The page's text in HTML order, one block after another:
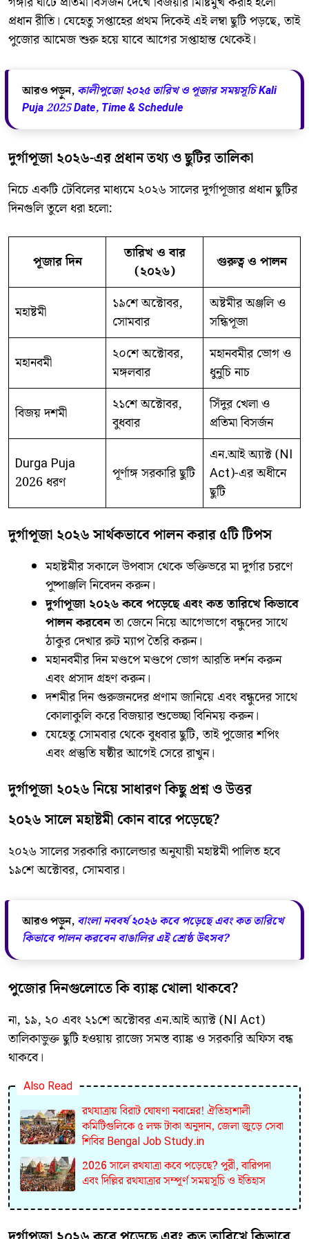
প্রধান রীতি। যেহেতু সপ্তাহের প্রথম দিকেই এই লম্বা ছুটি পড়ছে, তাই
পুজোর আমেজ শুরু হয়ে যাবে আগের সপ্তাহান্ত থেকেই।
আরও পড়ুন, কালীপুজো ২০২৫ তারিখ ও পূজার সময়সূচি Kali
Puja 2025 Date, Time & Schedule
দুর্গাপূজা ২০২৬-এর প্রধান তথ্য ও ছুটির তালিকা
​নিচে একটি টেবিলের মাধ্যমে ২০২৬ সালের দুর্গাপূজার প্রধান ছুটির
দিনগুলি তুলে ধরা হলো:
পূজার দিন
তারিখ ও বার
(২০২৬)
গুরুত্ব ও পালন
মহাষ্টমী
১৯শে অক্টোবর,
সোমবার
অষ্টমীর অঞ্জলি ও
সন্ধিপূজা
মহানবমী
২০শে অক্টোবর,
মঙ্গলবার
মহানবমীর ভোগ ও
ধুনুচি নাচ
বিজয় দশমী
২১শে অক্টোবর,
বুধবার
সিঁদুর খেলা ও
প্রতিমা বিসর্জন
Durga Puja
2026 ধরণ
পূর্ণাঙ্গ সরকারি ছুটি
এন.আই অ্যাক্ট (NI
Act)-এর অধীনে
ছুটি
দুর্গাপূজা ২০২৬ সার্থকভাবে পালন করার ৫টি টিপস
​মহাষ্টমীর সকালে উপবাস থেকে ভক্তিভরে মা দুর্গার চরণে
পুষ্পাঞ্জলি নিবেদন করুন।
দুর্গাপূজা ২০২৬ কবে পড়েছে এবং কত তারিখে কিভাবে
পালন করবেনতা জেনে নিয়ে আগেভাগে বন্ধুদের সাথে
ঠাকুর দেখার রুট ম্যাপ তৈরি করুন।
​মহানবমীর দিন মণ্ডপে মণ্ডপে ভোগ আরতি দর্শন করুন
এবং প্রসাদ গ্রহণ করুন।
​দশমীর দিন গুরুজনদের প্রণাম জানিয়ে এবং বন্ধুদের সাথে
কোলাকুলি করে বিজয়ার শুভেচ্ছা বিনিময় করুন।
​যেহেতু সোমবার থেকে বুধবার ছুটি, তাই পুজোর শপিং
এবং প্রস্তুতি ষষ্ঠীর আগেই সেরে রাখুন।
দুর্গাপূজা ২০২৬ নিয়ে সাধারণ কিছু প্রশ্ন ও উত্তর
২০২৬ সালে মহাষ্টমী কোন বারে পড়েছে?
​২০২৬ সালের সরকারি ক্যালেন্ডার অনুযায়ী মহাষ্টমী পালিত হবে
১৯শে অক্টোবর, সোমবার।
আরও পড়ুন, বাংলা নববর্ষ ২০২৬ কবে পড়েছে এবং কত তারিখে
কিভাবে পালন করবেন বাঙালির এই শ্রেষ্ঠ উৎসব?
পুজোর দিনগুলোতে কি ব্যাঙ্ক খোলা থাকবে?
​না, ১৯, ২০ এবং ২১শে অক্টোবর এন.আই অ্যাক্ট (NI Act)
তালিকাভুক্ত ছুটি হওয়ায় রাজ্যে সমস্ত ব্যাঙ্ক ও সরকারি অফিস বন্ধ
থাকবে।
Also Read
রথযাত্রায় বিরাট ঘোষণা নবান্নের! ঐতিহ্যশালী
কমিটিগুলিকে ৫ লক্ষ টাকা অনুদান, জেলা জুড়ে সেবা
শিবির Bengal Job Study.in
2026 সালে রথযাত্রা কবে পড়েছে? পুরী, বারিপদা
এবং দিল্লির রথযাত্রার সম্পূর্ণ সময়সূচি ও ইতিহাস